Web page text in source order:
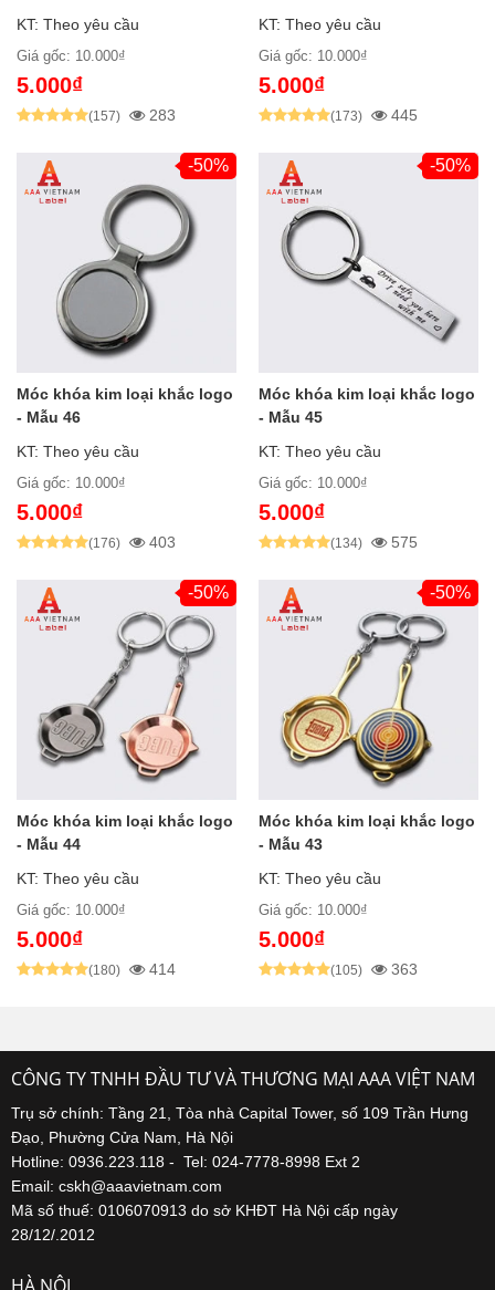
KT: Theo yêu cầu
Giá gốc: 10.000₫
5.000₫
(157) 283
KT: Theo yêu cầu
Giá gốc: 10.000₫
5.000₫
(173) 445
-50%
Móc khóa kim loại khắc logo
- Mẫu 46
KT: Theo yêu cầu
Giá gốc: 10.000₫
5.000₫
(176) 403
-50%
Móc khóa kim loại khắc logo
- Mẫu 45
KT: Theo yêu cầu
Giá gốc: 10.000₫
5.000₫
(134) 575
-50%
Móc khóa kim loại khắc logo
- Mẫu 44
KT: Theo yêu cầu
Giá gốc: 10.000₫
5.000₫
(180) 414
-50%
Móc khóa kim loại khắc logo
- Mẫu 43
KT: Theo yêu cầu
Giá gốc: 10.000₫
5.000₫
(105) 363
CÔNG TY TNHH ĐẦU TƯ VÀ THƯƠNG MẠI AAA VIỆT NAM
Trụ sở chính: Tầng 21, Tòa nhà Capital Tower, số 109 Trần Hưng
Đạo, Phường Cửa Nam, Hà Nội
Hotline: 0936.223.118 - Tel: 024-7778-8998 Ext 2
Email: cskh@aaavietnam.com
Mã số thuế: 0106070913 do sở KHĐT Hà Nội cấp ngày
28/12/.2012